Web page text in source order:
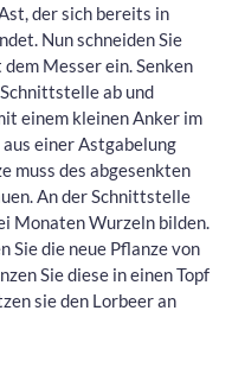
der sich bereits in
Nun schneiden Sie
Messer ein. Senken
ab und
einem kleinen Anker im
einer Astgabelung
muss des abgesenkten
An der Schnittstelle
Monaten Wurzeln bilden.
Sie die neue Pflanze von
Sie diese in einen Topf
sie den Lorbeer an